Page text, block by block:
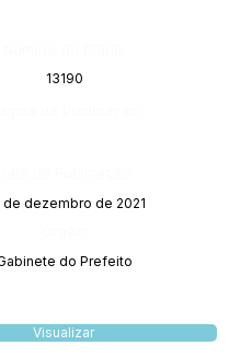
13190
de dezembro de 2021
do Prefeito
Visualizar